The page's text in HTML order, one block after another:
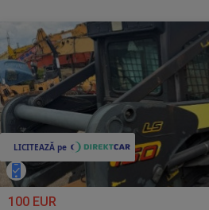
100 EUR